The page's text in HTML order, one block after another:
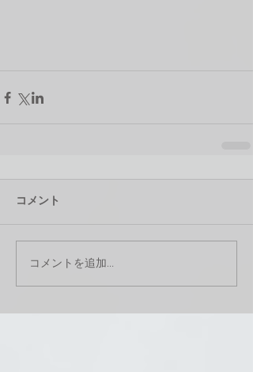
コメント
コメントを追加…